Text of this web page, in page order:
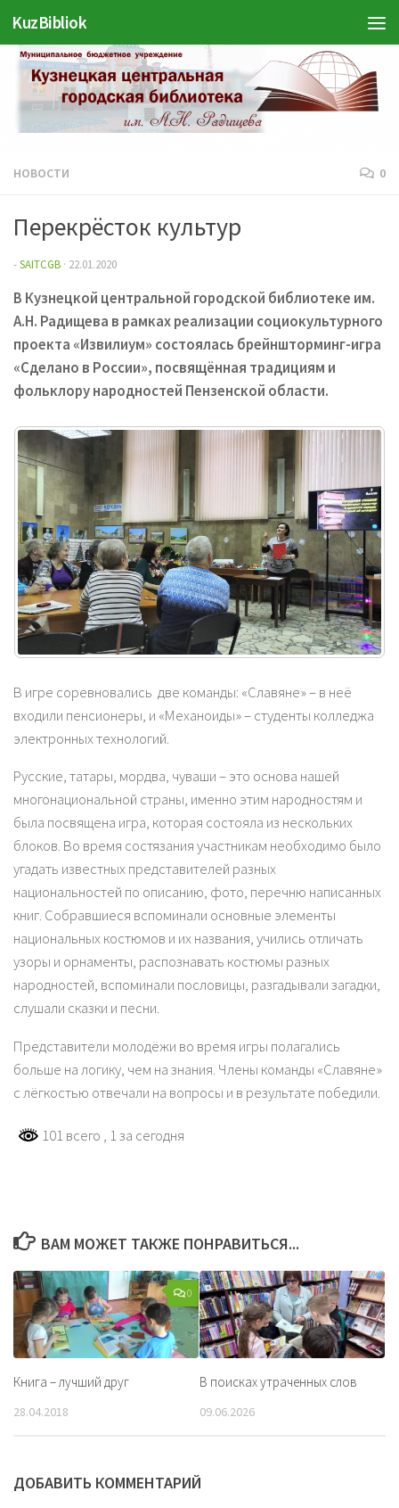
Перейти к содержимому
KuzBibliok
НОВОСТИ 0
Перекрёсток культур
-SAITCGB · 22.01.2020
В Кузнецкой центральной городской библиотеке им.
А.Н. Радищева в рамках реализации социокультурного
проекта «Извилиум» состоялась брейншторминг-игра
«Сделано в России», посвящённая традициям и
фольклору народностей Пензенской области.
В игре соревновались две команды: «Славяне» – в неё
входили пенсионеры, и «Механоиды» – студенты колледжа
электронных технологий.
Русские, татары, мордва, чуваши – это основа нашей
многонациональной страны, именно этим народностям и
была посвящена игра, которая состояла из нескольких
блоков. Во время состязания участникам необходимо было
угадать известных представителей разных
национальностей по описанию, фото, перечню написанных
книг. Собравшиеся вспоминали основные элементы
национальных костюмов и их названия, учились отличать
узоры и орнаменты, распознавать костюмы разных
народностей, вспоминали пословицы, разгадывали загадки,
слушали сказки и песни.
Представители молодёжи во время игры полагались
больше на логику, чем на знания. Члены команды «Славяне»
с лёгкостью отвечали на вопросы и в результате победили.
101 всего , 1 за сегодня
ВАМ МОЖЕТ ТАКЖЕ ПОНРАВИТЬСЯ...
0
Книга – лучший друг
28.04.2018
В поисках утраченных слов
09.06.2026
ДОБАВИТЬ КОММЕНТАРИЙ